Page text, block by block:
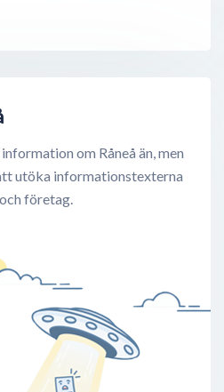
om Råneå än, men
utöka informationstexterna
företag.